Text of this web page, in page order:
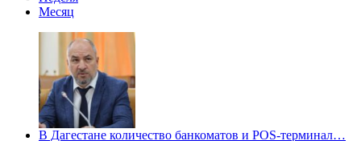
Месяц
В Дагестане количество банкоматов и POS-терминал…